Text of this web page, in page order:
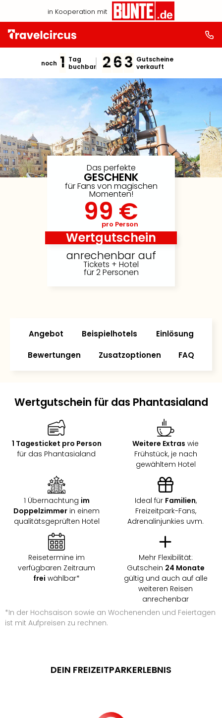
in Kooperation mit
noch 1 Tag
buchbar
263 Gutscheine
verkauft
Das perfekte
GESCHENK
für Fans von magischen
Momenten!
99 €
pro Person
Wertgutschein
anrechenbar auf
Tickets + Hotel
für 2 Personen
Angebot Beispielhotels Einlösung
Bewertungen Zusatzoptionen FAQ
Wertgutschein für das Phantasialand
1 Tagesticket pro Person
für das Phantasialand
Weitere Extras wie
Frühstück, je nach
gewähltem Hotel
1 Übernachtung im
Doppelzimmer in einem
qualitätsgeprüften Hotel
Ideal für Familien,
Freizeitpark-Fans,
Adrenalinjunkies uvm.
Reisetermine im
verfügbaren Zeitraum
frei wählbar*
Mehr Flexibilität:
Gutschein 24 Monate
gültig und auch auf alle
weiteren Reisen
anrechenbar
*In der Hochsaison sowie an Wochenenden und Feiertagen
ist mit Aufpreisen zu rechnen.
DEIN FREIZEITPARKERLEBNIS